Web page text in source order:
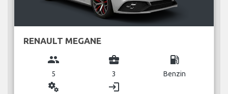
RENAULT MEGANE
group
5
business_center
3
local_gas_station
Benzin
miscellaneous_services login